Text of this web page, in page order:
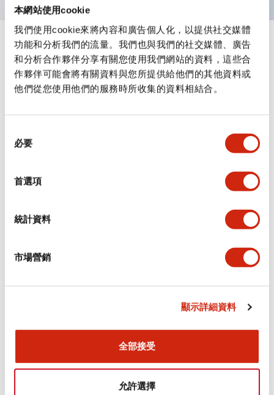
本網站使用cookie
我們使用cookie來將內容和廣告個人化，以提供社交媒體
功能和分析我們的流量。我們也與我們的社交媒體、廣告
和分析合作夥伴分享有關您使用我們網站的資料，這些合
作夥伴可能會將有關資料與您所提供給他們的其他資料或
他們從您使用他們的服務時所收集的資料相結合。
必要
首選項
統計資料
市場營銷
顯示詳細資料
全部接受
允許選擇
規格 顯示全部
審美規範
環境規範
功能規格